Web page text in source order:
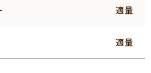
適量
適量